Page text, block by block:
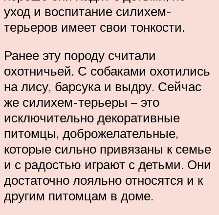
уход и воспитание силихем-
терьеров имеет свои тонкости.
Ранее эту породу считали
охотничьей. С собаками охотились
на лису, барсука и выдру. Сейчас
же силихем-терьеры – это
исключительно декоративные
питомцы, доброжелательные,
которые сильно привязаны к семье
и с радостью играют с детьми. Они
достаточно лояльно относятся и к
другим питомцам в доме.